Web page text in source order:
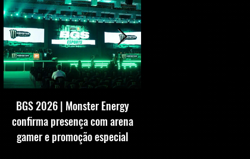
BGS 2026 | Monster Energy
confirma presença com arena
gamer e promoção especial